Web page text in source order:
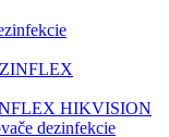
HIKVISION